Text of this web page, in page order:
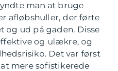
man at bruge
afløbshuller, der førte
ud på gaden. Disse
og ulækre, og
Det var først
mere sofistikerede